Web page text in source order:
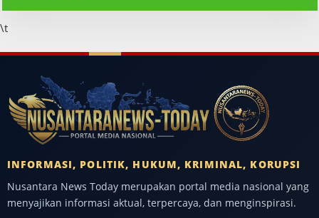
\t
INFORMASI, POLITIK, HUKUM, KRIMINAL, KORUPSI
Nusantara News Today merupakan portal media nasional yang
menyajikan informasi aktual, terpercaya, dan menginspirasi.